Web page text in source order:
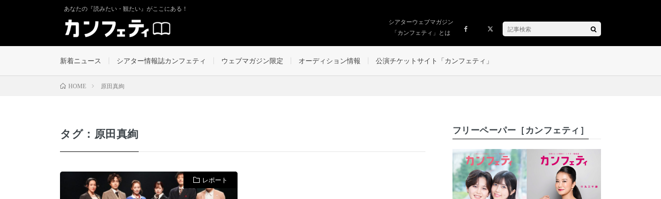
あなたの『読みたい・観たい』がここにある！
シアターウェブマガジン
「カンフェティ」とは
新着ニュース シアター情報誌カンフェティ ウェブマガジン限定 オーディション情報 公演チケットサイト「カンフェティ」
HOME 原田真絢
タグ：原田真絢
レポート
フリーペーパー［カンフェティ］